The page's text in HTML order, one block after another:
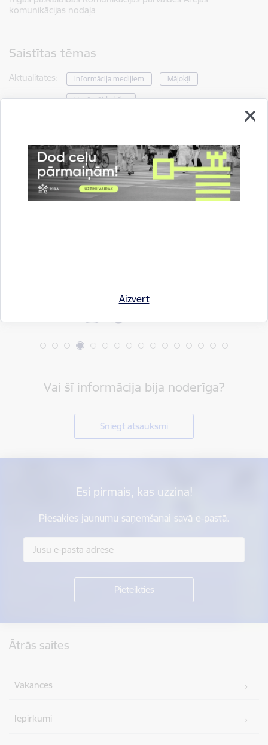
Aizvērt
komunikācijas nodaļa
Saistītas tēmas
Aktualitātes: Informācija medijiem Mājokļi
Uzņēmējdarbība
Drukāt lapu
Dalīties
Vai šī informācija bija noderīga?
Sniegt atsauksmi
Esi pirmais, kas uzzina!
Piesakies jaunumu saņemšanai savā e-pastā.
Ātrās saites
Vakances
Iepirkumi